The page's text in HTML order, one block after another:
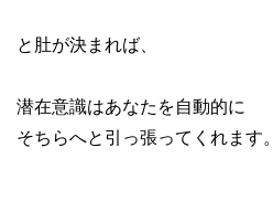
と肚が決まれば、
潜在意識はあなたを自動的に
そちらへと引っ張ってくれます。